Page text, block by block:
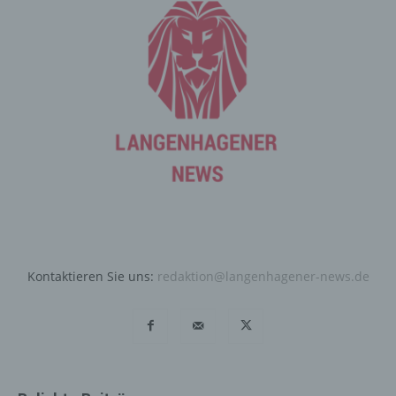
Kontaktieren Sie uns: redaktion@langenhagener-news.de
Angriffen auf unsere informationstechnologischen
Bei der Nutzung dieser allgemeinen Daten und
Informationen ziehen wird keine Rückschlüsse auf die
betroffene Person. Diese Informationen werden vielmehr
benötigt, um (1) die Inhalte unserer Internetseite korrekt
auszuliefern, (2) die Inhalte unserer Internetseite sowie
die Werbung für diese zu optimieren, (3) die dauerhafte
Funktionsfähigkeit unserer informationstechnologischen
anonym erhobenen Daten und Informationen werden
Datensicherheit in unserem Unternehmen zu erhöhen,